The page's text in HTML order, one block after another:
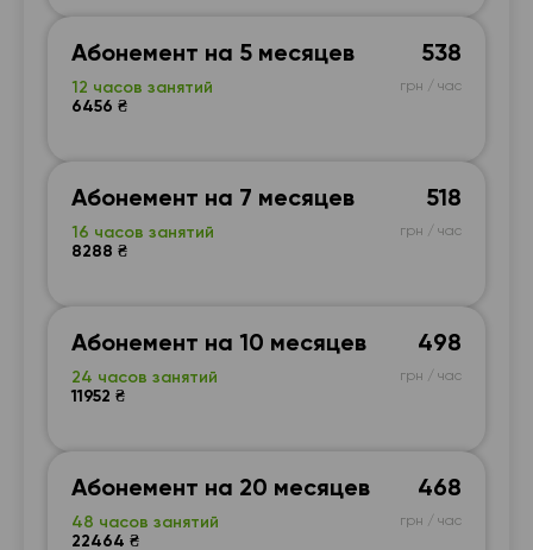
Абонемент на 5 месяцев
12 часов занятий
6456 ₴
538
грн / час
Абонемент на 7 месяцев
16 часов занятий
8288 ₴
518
грн / час
Абонемент на 10 месяцев
24 часов занятий
11952 ₴
498
грн / час
Абонемент на 20 месяцев
48 часов занятий
22464 ₴
468
грн / час